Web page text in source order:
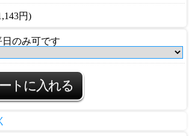
円)
のみ可です